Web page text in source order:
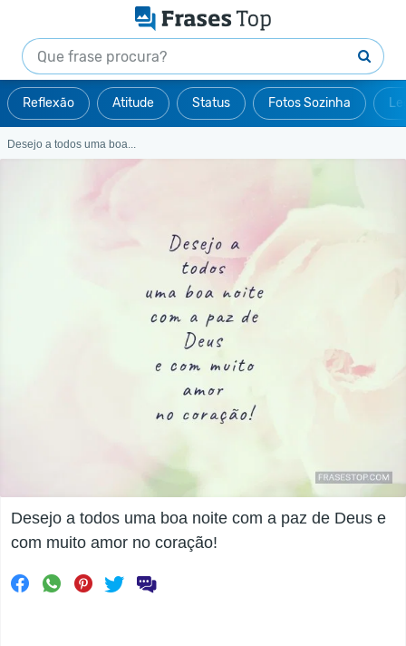
Reflexão Atitude Status Fotos Sozinha
Desejo a todos uma boa...
Desejo a todos uma boa noite com a paz de Deus e
com muito amor no coração!